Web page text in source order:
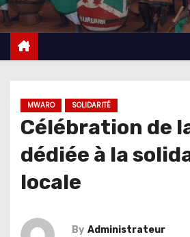
MWARO SOLIDARITÉ
Célébration de
dédiée à la
locale
By Administrateur